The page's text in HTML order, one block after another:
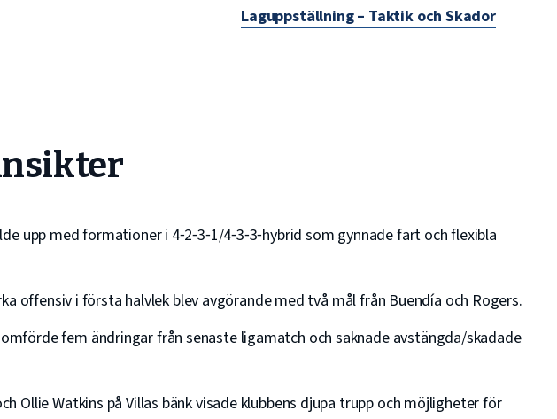
Laguppställning – Taktik och Skador
upp med formationer i 4‑2‑3‑1/4‑3‑3‑hybrid som gynnade fart och flexibla
offensiv i första halvlek blev avgörande med två mål från Buendía och Rogers.
fem ändringar från senaste ligamatch och saknade avstängda/skadade
Ollie Watkins på Villas bänk visade klubbens djupa trupp och möjligheter för